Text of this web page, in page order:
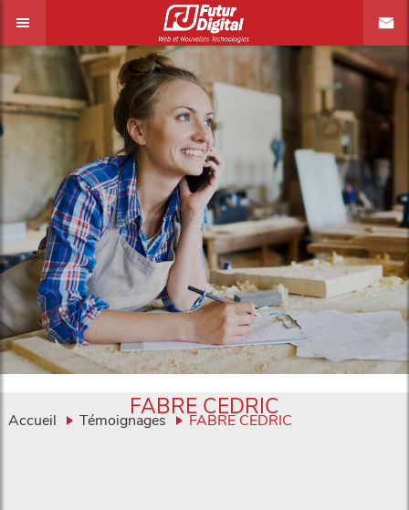
Accueil Témoignages FABRE CEDRIC
FABRE CEDRIC